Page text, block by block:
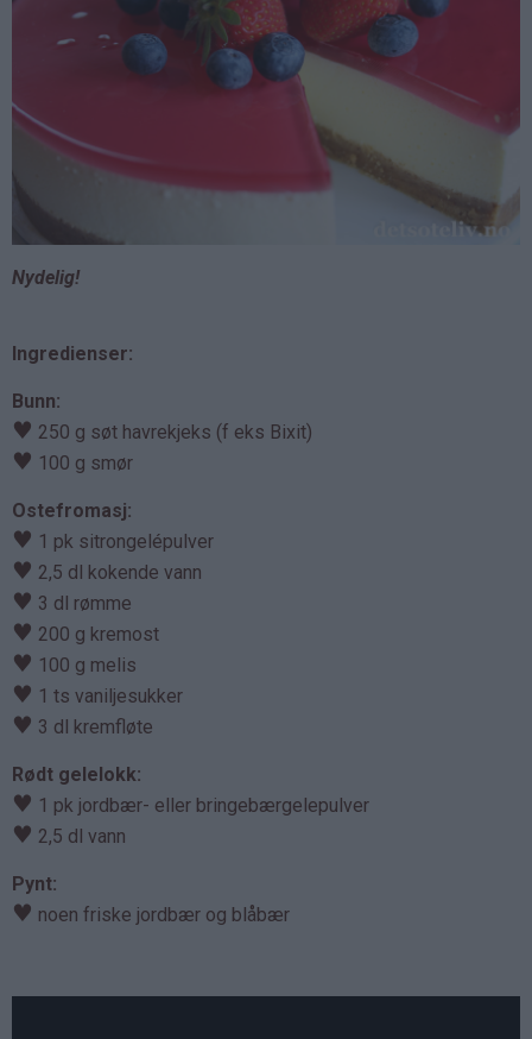
Nydelig!
Ingredienser:
Bunn:
♥ 250 g søt havrekjeks (f eks Bixit)
♥ 100 g smør
Ostefromasj:
♥ 1 pk sitrongelépulver
♥ 2,5 dl kokende vann
♥ 3 dl rømme
♥ 200 g kremost
♥ 100 g melis
♥ 1 ts vaniljesukker
♥ 3 dl kremfløte
Rødt gelelokk:
♥ 1 pk jordbær- eller bringebærgelepulver
♥ 2,5 dl vann
Pynt:
♥ noen friske jordbær og blåbær